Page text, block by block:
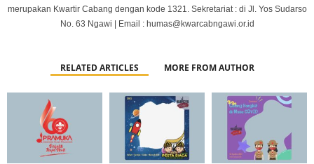
merupakan Kwartir Cabang dengan kode 1321. Sekretariat : di Jl. Yos Sudarso
No. 63 Ngawi | Email : humas@kwarcabngawi.or.id
RELATED ARTICLES MORE FROM AUTHOR